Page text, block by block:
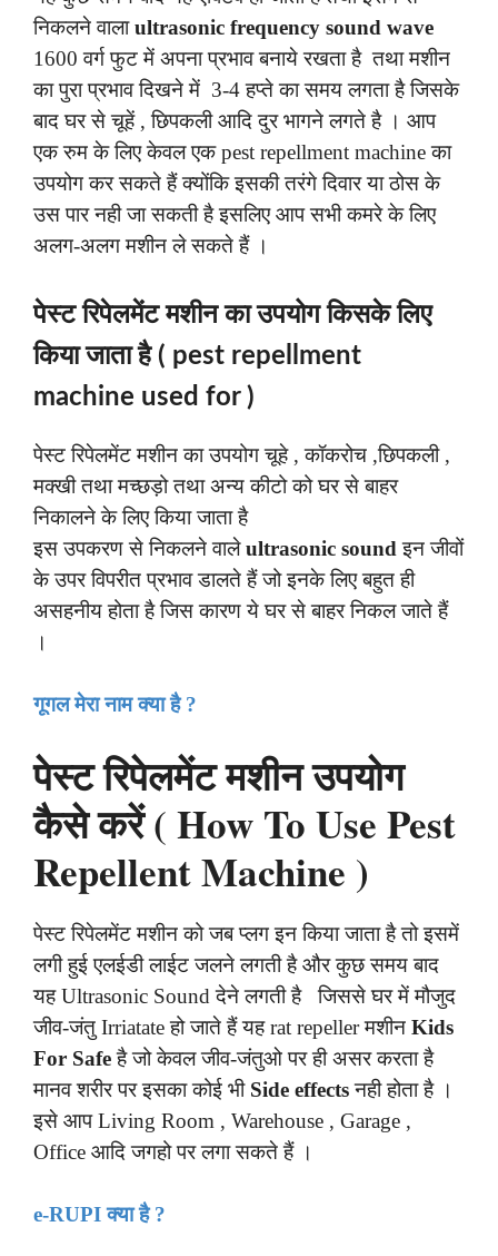
निकलने वालाultrasonic frequency sound wave
1600 वर्ग फुट में अपना प्रभाव बनाये रखता है तथा मशीन
का पुरा प्रभाव दिखने में 3-4 हप्ते का समय लगता है जिसके
बाद घर से चूहें , छिपकली आदि दुर भागने लगते है । आप
एक रुम के लिए केवल एक pest repellment machine का
उपयोग कर सकते हैं क्योंकि इसकी तरंगे दिवार या ठोस के
उस पार नही जा सकती है इसलिए आप सभी कमरे के लिए
अलग-अलग मशीन ले सकते हैं ।
पेस्ट रिपेलमेंट मशीन का उपयोग किसके लिए
किया जाता है ( pest repellment
machine used for )
पेस्ट रिपेलमेंट मशीन का उपयोग चूहे , कॉकरोच ,छिपकली ,
मक्खी तथा मच्छड़ो तथा अन्य कीटो को घर से बाहर
निकालने के लिए किया जाता है
इस उपकरण से निकलने वालेultrasonic sound इन जीवों
के उपर विपरीत प्रभाव डालते हैं जो इनके लिए बहुत ही
असहनीय होता है जिस कारण ये घर से बाहर निकल जाते हैं
।
गूगल मेरा नाम क्या है ?
पेस्ट रिपेलमेंट मशीन उपयोग
कैसे करें ( How To Use Pest
Repellent Machine )
पेस्ट रिपेलमेंट मशीन को जब प्लग इन किया जाता है तो इसमें
लगी हुई एलईडी लाईट जलने लगती है और कुछ समय बाद
यह Ultrasonic Sound देने लगती है जिससे घर में मौजुद
जीव-जंतु Irriatate हो जाते हैं यह rat repeller मशीन Kids
For Safeहै जो केवल जीव-जंतुओ पर ही असर करता है
मानव शरीर पर इसका कोई भी Side effectsनही होता है ।
इसे आप Living Room , Warehouse , Garage ,
Office आदि जगहो पर लगा सकते हैं ।
e-RUPI क्या है ?